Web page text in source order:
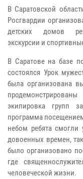
В Саратовской
Росгвардии
детских домов
экскурсии и
В Саратове на базе
состоялся Урок
была организована
экипировка групп
программа
небом ребята смогли
довоенных времен,
было организовано
где
человеческой жизни.